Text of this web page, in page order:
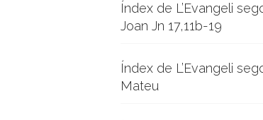
Índex de L’Evangeli
Joan Jn 17,11b-19
Índex de L’Evangeli
Mateu